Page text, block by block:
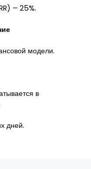
– 25%.
модели.
в
дней.